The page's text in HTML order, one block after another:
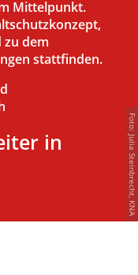
Mittelpunkt.
zu dem
stattfinden.
in
Foto: Julia Steinbrecht, KNA